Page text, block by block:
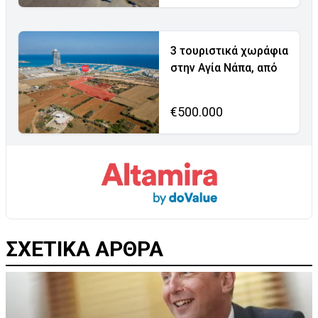
3 τουριστικά χωράφια
στην Αγία Νάπα, από
€500.000
ΣΧΕΤΙΚΑ ΑΡΘΡΑ